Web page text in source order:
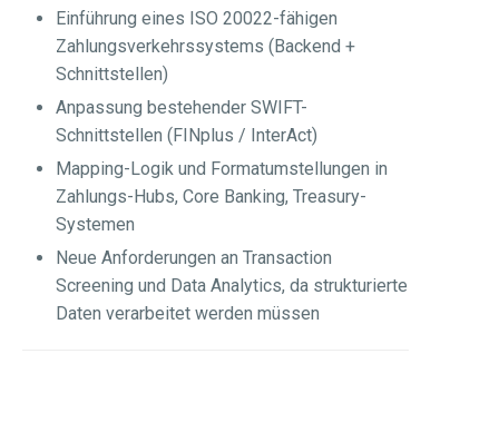
Einführung eines ISO 20022-fähigen
Zahlungsverkehrssystems (Backend +
Schnittstellen)
Anpassung bestehender SWIFT-
Schnittstellen (FINplus / InterAct)
Mapping-Logik und Formatumstellungen in
Zahlungs-Hubs, Core Banking, Treasury-
Systemen
Neue Anforderungen an Transaction
Screening und Data Analytics, da strukturierte
Daten verarbeitet werden müssen